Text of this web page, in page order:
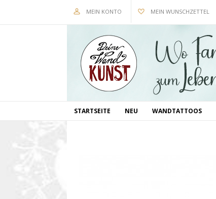
MEIN KONTO MEIN WUNSCHZETTEL
STARTSEITE NEU WANDTATTOOS